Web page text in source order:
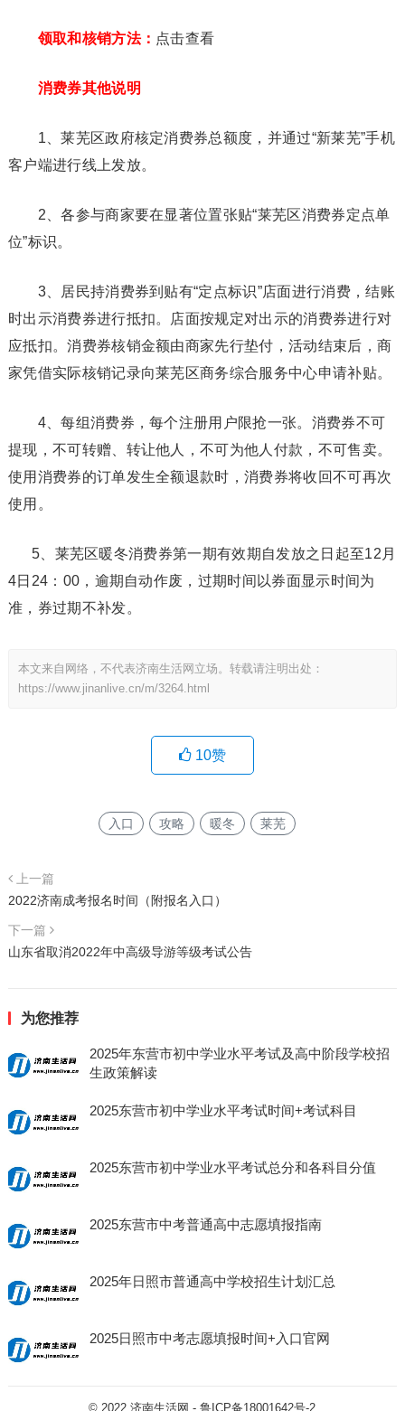
领取和核销方法： 点击查看
消费券其他说明
1、莱芜区政府核定消费券总额度，并通过“新莱芜”手机
客户端进行线上发放。
2、各参与商家要在显著位置张贴“莱芜区消费券定点单
位”标识。
3、居民持消费券到贴有“定点标识”店面进行消费，结账
时出示消费券进行抵扣。店面按规定对出示的消费券进行对
应抵扣。消费券核销金额由商家先行垫付，活动结束后，商
家凭借实际核销记录向莱芜区商务综合服务中心申请补贴。
4、每组消费券，每个注册用户限抢一张。消费券不可
提现，不可转赠、转让他人，不可为他人付款，不可售卖。
使用消费券的订单发生全额退款时，消费券将收回不可再次
使用。
5、莱芜区暖冬消费券第一期有效期自发放之日起至12月
4日24：00，逾期自动作废，过期时间以券面显示时间为
准，券过期不补发。
本文来自网络，不代表济南生活网立场。转载请注明出处：
https://www.jinanlive.cn/m/3264.html
10赞
入口 攻略 暖冬 莱芜
上一篇
2022济南成考报名时间（附报名入口）
下一篇
山东省取消2022年中高级导游等级考试公告
为您推荐
2025年东营市初中学业水平考试及高中阶段学校招
生政策解读
2025东营市初中学业水平考试时间+考试科目
2025东营市初中学业水平考试总分和各科目分值
2025东营市中考普通高中志愿填报指南
2025年日照市普通高中学校招生计划汇总
2025日照市中考志愿填报时间+入口官网
© 2022济南生活网 -鲁ICP备18001642号-2